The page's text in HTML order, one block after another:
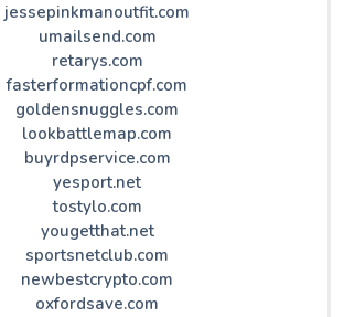
jessepinkmanoutfit.com
umailsend.com
retarys.com
fasterformationcpf.com
goldensnuggles.com
lookbattlemap.com
buyrdpservice.com
yesport.net
tostylo.com
yougetthat.net
sportsnetclub.com
newbestcrypto.com
oxfordsave.com